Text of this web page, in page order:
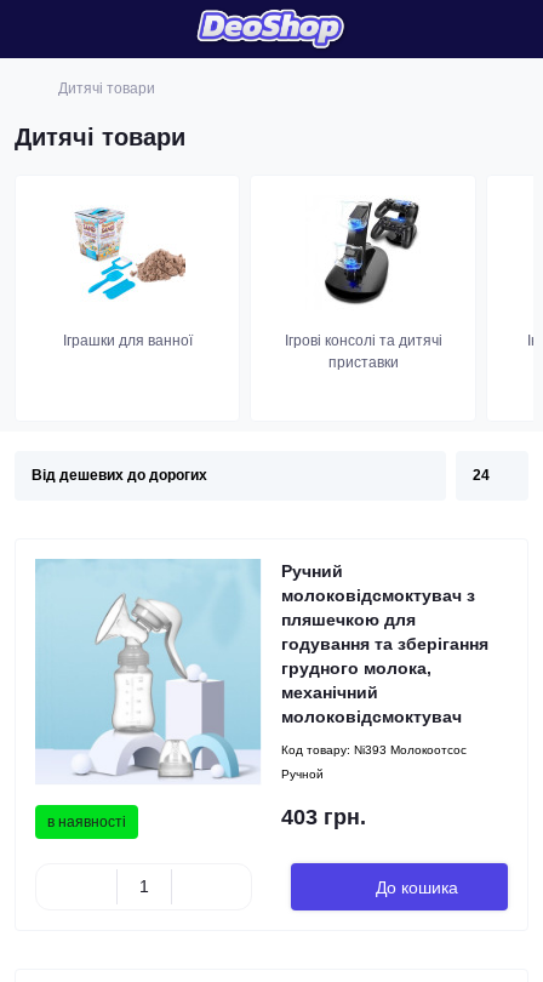
Дитячі товари
Дитячі товари
Іграшки для ванної
Ігрові консолі та дитячі
приставки
в наявності
Ручний
молоковідсмоктувач з
пляшечкою для
годування та зберігання
грудного молока,
механічний
молоковідсмоктувач
Код товару: Ni393 Молокоотсос
Ручной
403 грн.
До кошика